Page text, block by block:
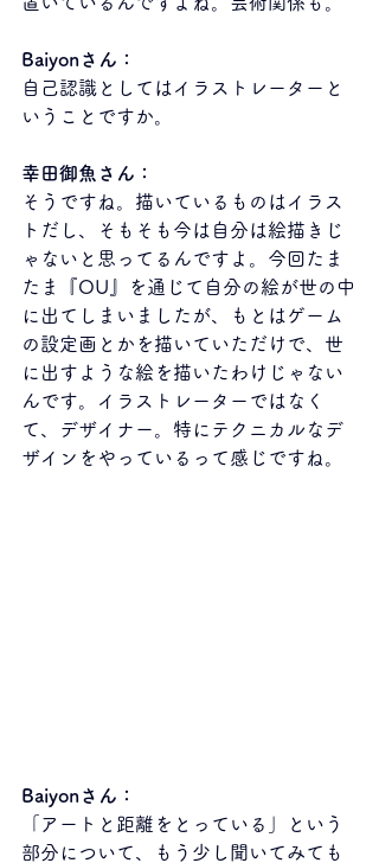
Baiyonさん：
自己認識としてはイラストレーターと
いうことですか。
幸田御魚さん：
そうですね。描いているものはイラス
トだし、そもそも今は自分は絵描きじ
ゃないと思ってるんですよ。今回たま
たま『OU』を通じて自分の絵が世の中
に出てしまいましたが、もとはゲーム
の設定画とかを描いていただけで、世
に出すような絵を描いたわけじゃない
んです。イラストレーターではなく
て、デザイナー。特にテクニカルなデ
ザインをやっているって感じですね。
Baiyonさん：
「アートと距離をとっている」という
部分について、もう少し聞いてみても